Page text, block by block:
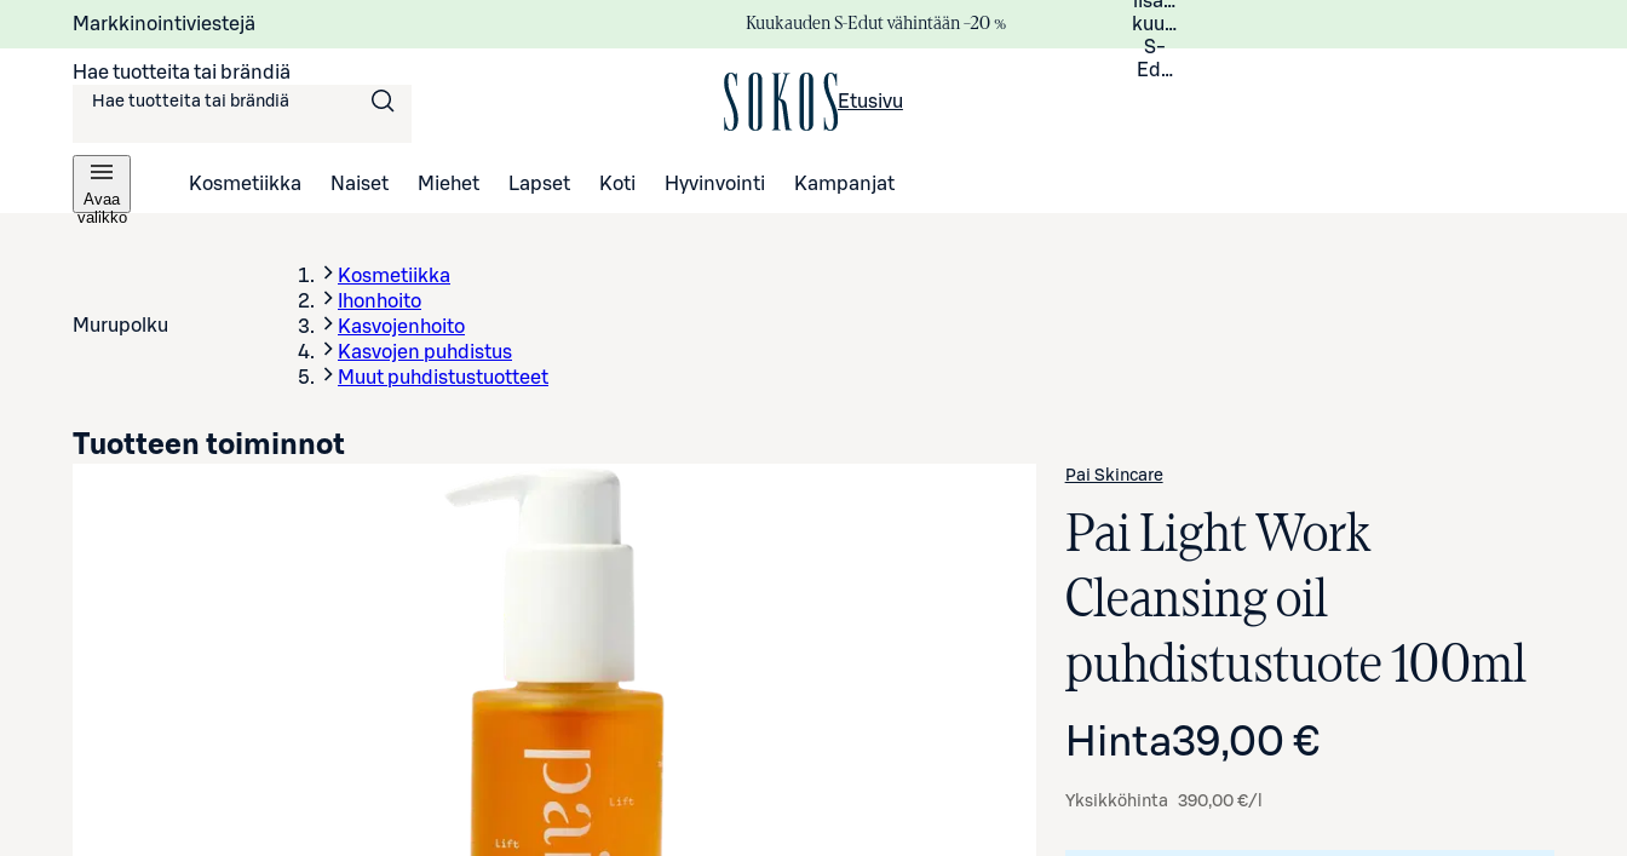
Markkinointiviestejä Kuukauden S-Edut vähintään –20 %
kuukauden
S-
Eduista
Hae tuotteita tai brändiä
Etusivu
Avaa
valikko
Kosmetiikka Naiset Miehet Lapset Koti Hyvinvointi Kampanjat
Murupolku
Kosmetiikka
Ihonhoito
Kasvojenhoito
Kasvojen puhdistus
Muut puhdistustuotteet
Pai Skincare
Pai Light Work
Cleansing oil
puhdistustuote 100ml
Hinta39,00 €
Yksikköhinta 390,00 €/l
Tuotteen toiminnot